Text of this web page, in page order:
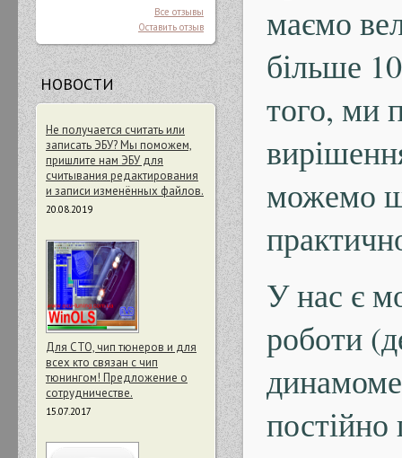
маємо
більше
того, ми
можемо
У нас є
роботи
Все отзывы
Оставить отзыв
НОВОСТИ
Не получается считать или
записать ЭБУ? Мы поможем,
пришлите нам ЭБУ для
считывания редактирования
и записи изменённых файлов.
20.08.2019
Для СТО, чип тюнеров и для
всех кто связан с чип
тюнингом! Предложение о
сотрудничестве.
15.07.2017